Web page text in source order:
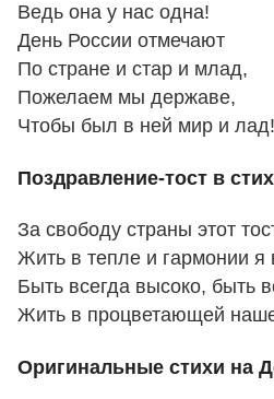
Ведь она у нас одна!
День России отмечают
По стране и стар и млад,
Пожелаем мы державе,
Чтобы был в ней мир и лад!
Поздравление-тост в
За свободу страны этот
Жить в тепле и гармонии
Быть всегда высоко, быть
Жить в процветающей
Оригинальные стихи на